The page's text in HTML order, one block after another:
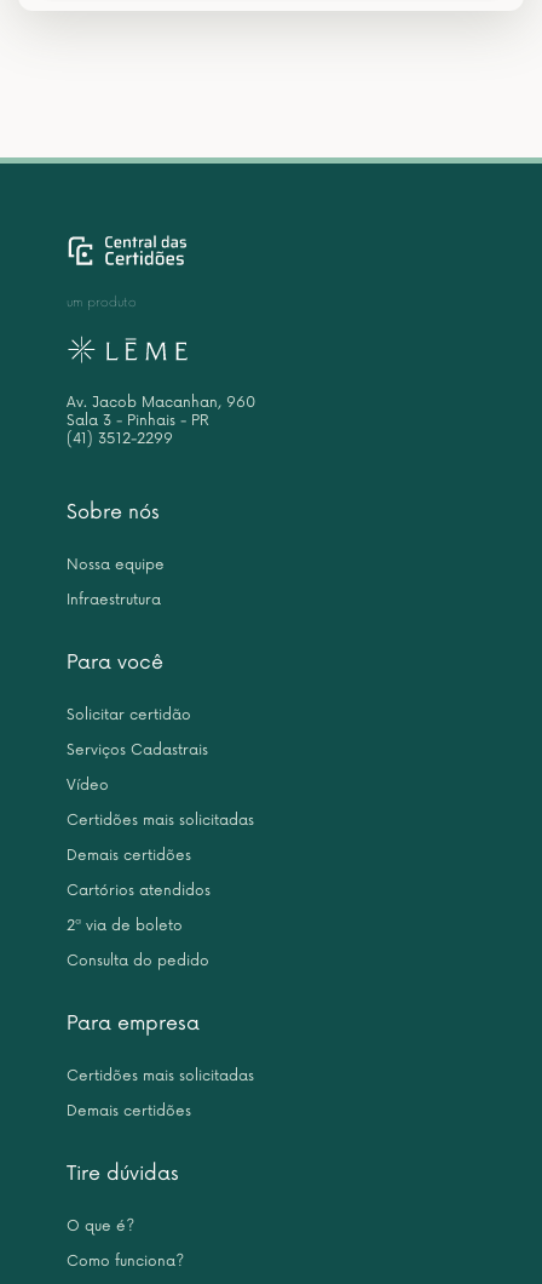
Sobre nós
Nossa equipe
Infraestrutura
Para você
Solicitar certidão
Serviços Cadastrais
Vídeo
Certidões mais solicitadas
Demais certidões
Cartórios atendidos
2ª via de boleto
Consulta do pedido
Para empresa
Certidões mais solicitadas
Demais certidões
Tire dúvidas
O que é?
Como funciona?
um produto
Av. Jacob Macanhan, 960
Sala 3 - Pinhais - PR
(41) 3512-2299